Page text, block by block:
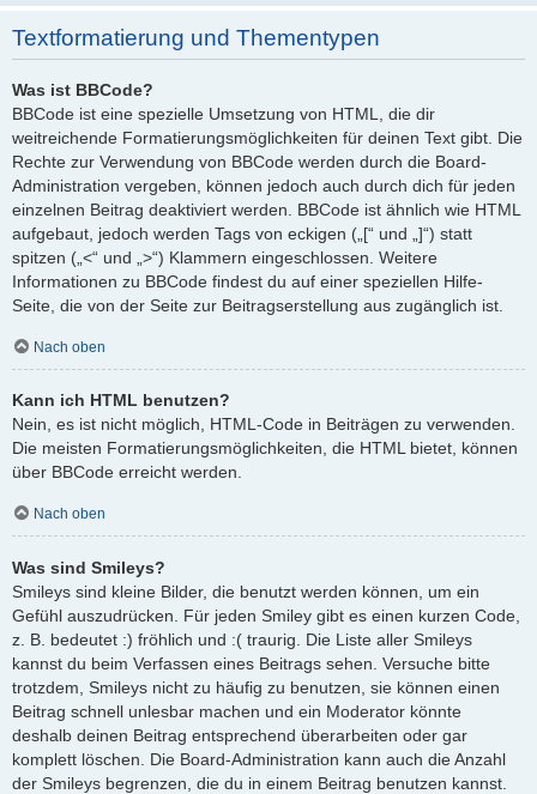
Textformatierung und Thementypen
Was ist BBCode?
BBCode ist eine spezielle Umsetzung von HTML, die dir
weitreichende Formatierungsmöglichkeiten für deinen Text gibt. Die
Rechte zur Verwendung von BBCode werden durch die Board-
Administration vergeben, können jedoch auch durch dich für jeden
einzelnen Beitrag deaktiviert werden. BBCode ist ähnlich wie HTML
aufgebaut, jedoch werden Tags von eckigen („[“ und „]“) statt
spitzen („<“ und „>“) Klammern eingeschlossen. Weitere
Informationen zu BBCode findest du auf einer speziellen Hilfe-
Seite, die von der Seite zur Beitragserstellung aus zugänglich ist.
Nach oben
Kann ich HTML benutzen?
Nein, es ist nicht möglich, HTML-Code in Beiträgen zu verwenden.
Die meisten Formatierungsmöglichkeiten, die HTML bietet, können
über BBCode erreicht werden.
Nach oben
Was sind Smileys?
Smileys sind kleine Bilder, die benutzt werden können, um ein
Gefühl auszudrücken. Für jeden Smiley gibt es einen kurzen Code,
z. B. bedeutet :) fröhlich und :( traurig. Die Liste aller Smileys
kannst du beim Verfassen eines Beitrags sehen. Versuche bitte
trotzdem, Smileys nicht zu häufig zu benutzen, sie können einen
Beitrag schnell unlesbar machen und ein Moderator könnte
deshalb deinen Beitrag entsprechend überarbeiten oder gar
komplett löschen. Die Board-Administration kann auch die Anzahl
der Smileys begrenzen, die du in einem Beitrag benutzen kannst.